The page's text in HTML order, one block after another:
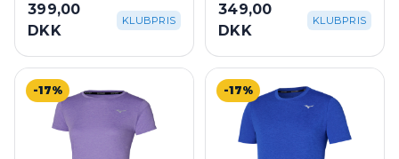
399,00
DKK
KLUBPRIS
349,00
DKK
KLUBPRIS
-17% -17%